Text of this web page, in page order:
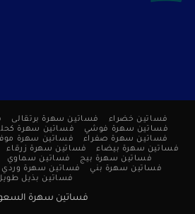
فساتين خضراء فساتين سهرة برتقالى
فساتين سهرة فوشي
فساتين سهرة
فساتين سهرة صفراء
فساتين سهرة
فساتين سهرة بيضاء
فساتين سهرة زرقاء
فساتين سهرة بيج
فساتين سماوي
فساتين سهرة بني
فساتين سهرة وردي
فساتين بذيل
فساتين سهرة